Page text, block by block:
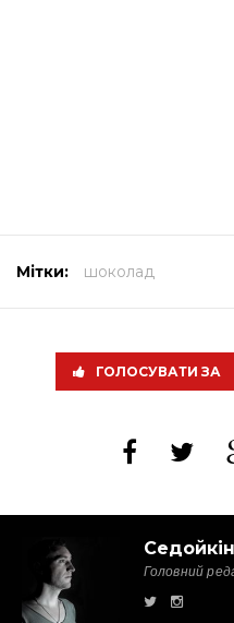
Мітки: шоколад
ГОЛОСУВАТИ ЗА
Головний